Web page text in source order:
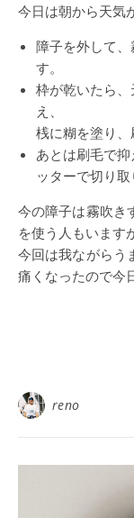
今日は朝から天
障子を外して
す。
枠が乾いたら
え、
桟に糊を塗り、
あとは刷毛で
ッターで切り取
今の障子は霧吹き
を使う人もいます
今回は我ながらう
痛くなったので今
reno